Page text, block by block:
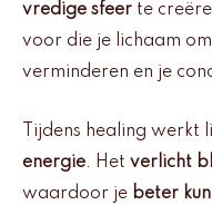
vredige sfeer te
voor die je lichaam
verminderen en je
Tijdens healing werkt
energie. Het verlicht
waardoor je beter